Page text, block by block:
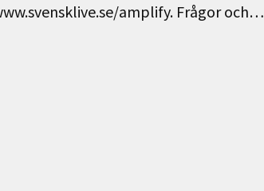
amplify. Frågor och…